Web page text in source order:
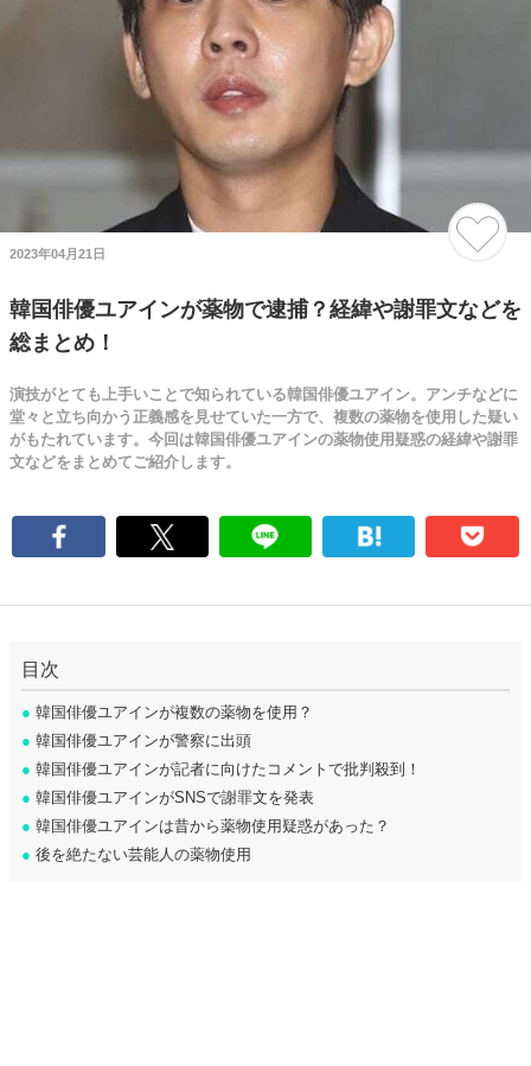
2023年04月21日
韓国俳優ユアインが薬物で逮捕？経緯や謝罪文などを
総まとめ！
演技がとても上手いことで知られている韓国俳優ユアイン。アンチなどに
堂々と立ち向かう正義感を見せていた一方で、複数の薬物を使用した疑い
がもたれています。今回は韓国俳優ユアインの薬物使用疑惑の経緯や謝罪
文などをまとめてご紹介します。
目次
● 韓国俳優ユアインが複数の薬物を使用？
● 韓国俳優ユアインが警察に出頭
● 韓国俳優ユアインが記者に向けたコメントで批判殺到！
● 韓国俳優ユアインがSNSで謝罪文を発表
● 韓国俳優ユアインは昔から薬物使用疑惑があった？
● 後を絶たない芸能人の薬物使用